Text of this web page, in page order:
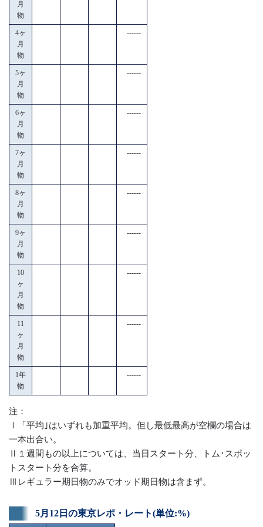
月
物
4ヶ
月
物
------
5ヶ
月
物
------
6ヶ
月
物
------
7ヶ
月
物
------
8ヶ
月
物
------
9ヶ
月
物
------
10
ヶ
月
物
------
11
ヶ
月
物
------
1年
物
------
注：
Ⅰ「平均｣はいずれも加重平均。但し最低最高が空欄の場合は
一本出合い。
Ⅱ１週間もの以上については、当日スタート分、トム･スポッ
トスタート分を合算。
Ⅲレギュラー期日物のみでオッド期日物は含まず。
5月12日の東京レポ・レート(単位:%)